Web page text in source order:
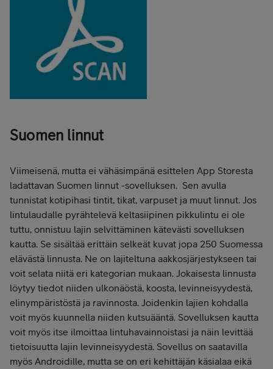
Suomen linnut
Viimeisenä, mutta ei vähäsimpänä esittelen App Storesta
ladattavan Suomen linnut -sovelluksen. Sen avulla
tunnistat kotipihasi tintit, tikat, varpuset ja muut linnut. Jos
lintulaudalle pyrähtelevä keltasiipinen pikkulintu ei ole
tuttu, onnistuu lajin selvittäminen kätevästi sovelluksen
kautta. Se sisältää erittäin selkeät kuvat jopa 250 Suomessa
elävästä linnusta. Ne on lajiteltuna aakkosjärjestykseen tai
voit selata niitä eri kategorian mukaan. Jokaisesta linnusta
löytyy tiedot niiden ulkonäöstä, koosta, levinneisyydestä,
elinympäristöstä ja ravinnosta. Joidenkin lajien kohdalla
voit myös kuunnella niiden kutsuääntä. Sovelluksen kautta
voit myös itse ilmoittaa lintuhavainnoistasi ja näin levittää
tietoisuutta lajin levinneisyydestä. Sovellus on saatavilla
myös Androidille, mutta se on eri kehittäjän käsialaa eikä